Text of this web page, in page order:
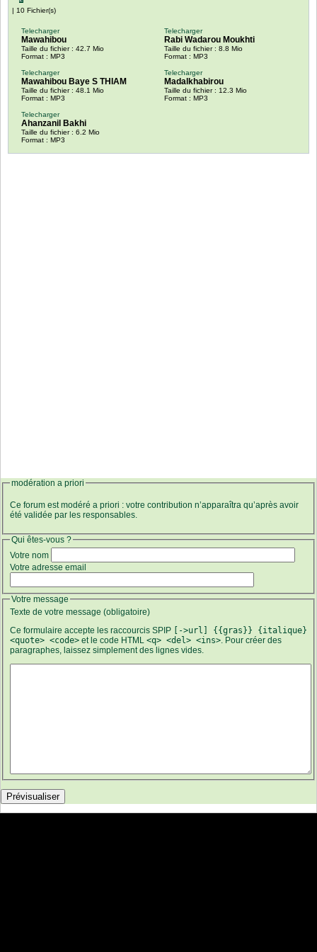
| 10 Fichier(s)
Telecharger
Mawahibou
Taille du fichier : 42.7 Mio
Format : MP3
Telecharger
Rabi Wadarou Moukhti
Taille du fichier : 8.8 Mio
Format : MP3
Telecharger
Mawahibou Baye S THIAM
Taille du fichier : 48.1 Mio
Format : MP3
Telecharger
Madalkhabirou
Taille du fichier : 12.3 Mio
Format : MP3
Telecharger
Ahanzanil Bakhi
Taille du fichier : 6.2 Mio
Format : MP3
modération a priori
Ce forum est modéré a priori : votre contribution n’apparaîtra qu’après avoir
été validée par les responsables.
Qui êtes-vous ?
Votre nom
Votre adresse email
Votre message
Texte de votre message (obligatoire)
Ce formulaire accepte les raccourcis SPIP
[->url] {{gras}} {italique}
<quote> <code> et le code HTML <q> <del> <ins>. Pour créer des
paragraphes, laissez simplement des lignes vides.